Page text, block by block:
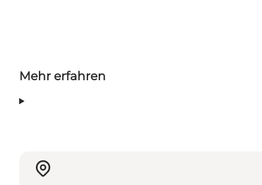
Mehr erfahren